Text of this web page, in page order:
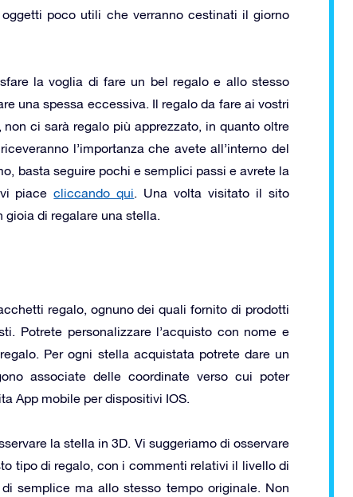
poco utili che verranno cestinati il giorno
la voglia di fare un bel regalo e allo stesso
una spessa eccessiva. Il regalo da fare ai vostri
ci sarà regalo più apprezzato, in quanto oltre
l’importanza che avete all’interno del
basta seguire pochi e semplici passi e avrete la
vi piacecliccando qui. Una volta visitato il sito
di regalare una stella.
regalo, ognuno dei quali fornito di prodotti
Potrete personalizzare l’acquisto con nome e
Per ogni stella acquistata potrete dare un
associate delle coordinate verso cui poter
App mobile per dispositivi IOS.
la stella in 3D. Vi suggeriamo di osservare
tipo di regalo, con i commenti relativi il livello di
semplice ma allo stesso tempo originale. Non